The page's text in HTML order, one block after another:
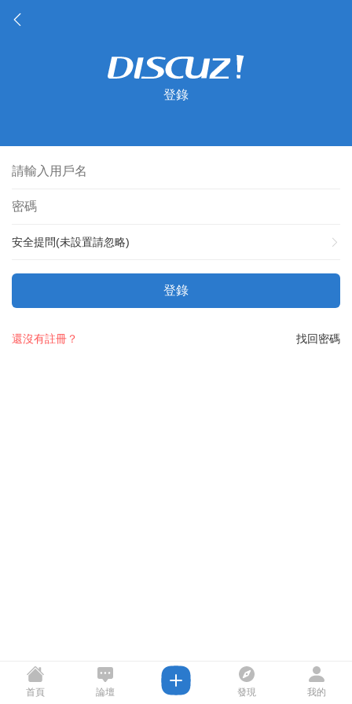
登錄
安全提問(未設置請忽略)
登錄
找回密碼
還沒有註冊？
首頁 論壇 發現 我的